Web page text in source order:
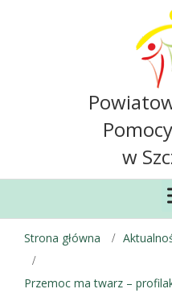
w
Strona główna
Przemoc ma twarz –